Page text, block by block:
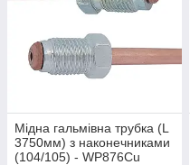
Мідна гальмівна трубка (L
3750мм) з наконечниками
(104/105) - WP876Cu